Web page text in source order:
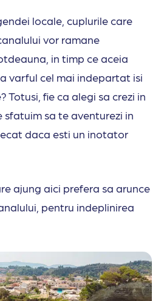
locale, cuplurile care
vor ramane
in timp ce aceia
varful cel mai indepartat isi
Totusi, fie ca alegi sa crezi in
sfatuim sa te aventurezi in
daca esti un inotator
ajung aici prefera sa arunce
pentru indeplinirea